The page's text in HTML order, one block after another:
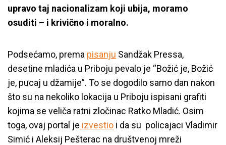
upravo taj nacionalizam koji ubija, moramo
osuditi – i krivično i moralno.
Podsećamo, prema pisanju Sandžak Pressa,
desetine mladića u Priboju pevalo je “Božić je, Božić
je, pucaj u džamije”. To se dogodilo samo dan nakon
što su na nekoliko lokacija u Priboju ispisani grafiti
kojima se veliča ratni zločinac Ratko Mladić. Osim
toga, ovaj portal je izvestio i da su policajaci Vladimir
Simić i Aleksij Pešterac na društvenoj mreži